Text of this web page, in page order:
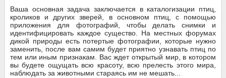
Ваша основная задача заключается в каталогизации птиц,
кроликов и других зверей, в основном птиц, с помощью
приложения для фотографий, чтобы делать снимки и
идентифицировать каждое существо. На местных форумах
дикой природы есть потертые фотографии, которые нужно
заменить, после вам самим будет приятно узнавать птиц по
тем или иным признакам. Вас ждет открытый мир, в котором
вы будете ощущать всю красоту, всю прелесть этого мира,
наблюдать за животными стараясь им не мешать...